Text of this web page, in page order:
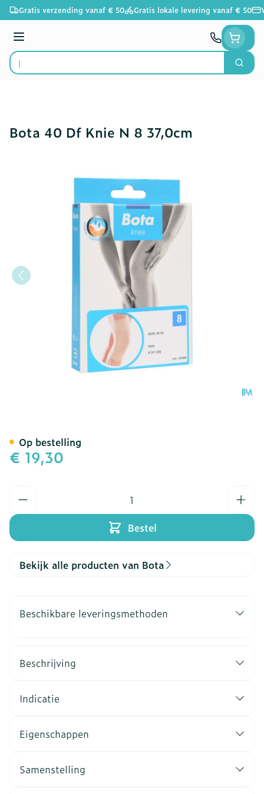
Ga naar de inhoud
Gratis verzending vanaf € 50 Gratis lokale levering vanaf € 50
Menu
Product, merk, categorie...
Zoek
Bota 40 Df Knie N 8 37,0cm
€ 19,30
Bestel
Op bestelling
Bekijk alle producten van Bota
Beschikbare leveringsmethoden
Beschrijving
Indicatie
Eigenschappen
Samenstelling